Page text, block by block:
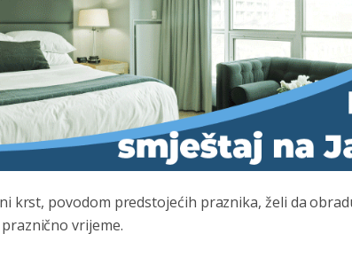
krst, povodom predstojećih praznika, želi da
vrijeme.